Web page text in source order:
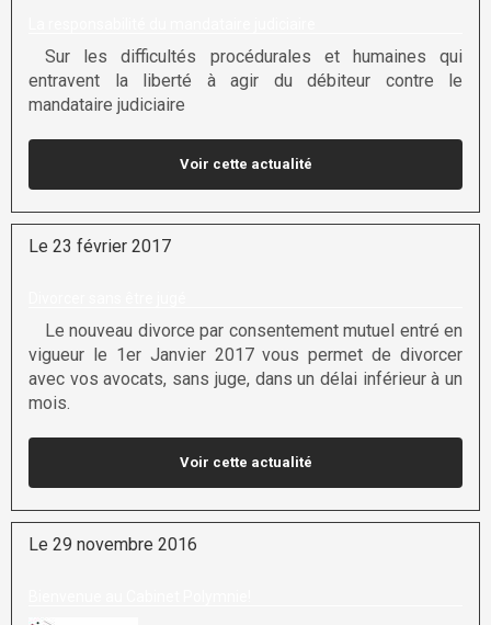
Sur les difficultés procédurales et humaines qui
entravent la liberté à agir du débiteur contre le
mandataire judiciaire
Voir cette actualité
Le 23 février 2017
Le nouveau divorce par consentement mutuel entré en
vigueur le 1er Janvier 2017 vous permet de divorcer
avec vos avocats, sans juge, dans un délai inférieur à un
mois.
Voir cette actualité
Le 29 novembre 2016